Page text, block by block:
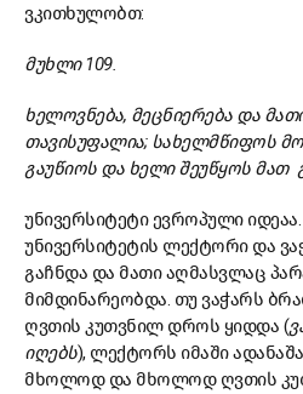
ვკითხულობთ:
მუხლი 109.
ხელოვნება, მეცნიერება და
თავისუფალია; სახელმწიფოს
გაუწიოს და ხელი შეუწყოს მათ
უნივერსიტეტი ევროპული იდეაა.
უნივერსიტეტის ლექტორი და
გაჩნდა და მათი აღმასვლაც
მიმდინარეობდა. თუ ვაჭარს
ღვთის კუთვნილ დროს ყიდდა (
იღებს), ლექტორს იმაში
მხოლოდ და მხოლოდ ღვთის